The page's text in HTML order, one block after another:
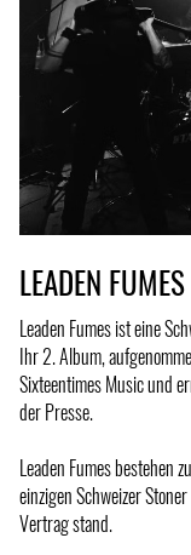
LEADEN FUMES
Leaden Fumes ist eine
Ihr 2. Album,
Sixteentimes Music und
der Presse.
Leaden Fumes bestehen
einzigen Schweizer
Vertrag stand.